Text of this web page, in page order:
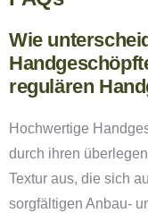
Wie
regulären
Hochwertige
durch ihren
Textur aus, die sich
sorgfältigen Anbau-